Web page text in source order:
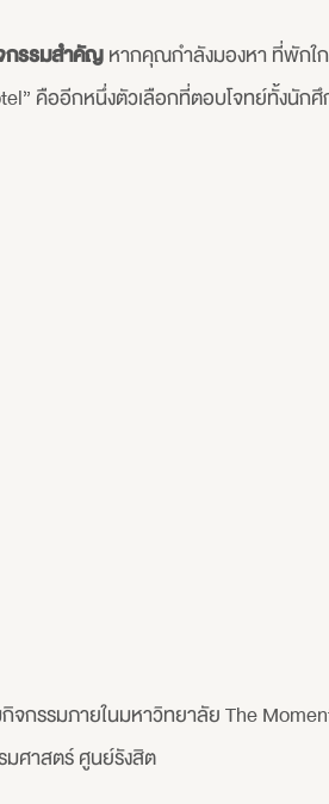
กรรมสำคัญหากคุณกำลังมองหา ที่พักใ
คืออีกหนึ่งตัวเลือกที่ตอบโจทย์ทั้งนัก
จกรรมภายในมหาวิทยาลัย The
มศาสตร์ ศูนย์รังสิต